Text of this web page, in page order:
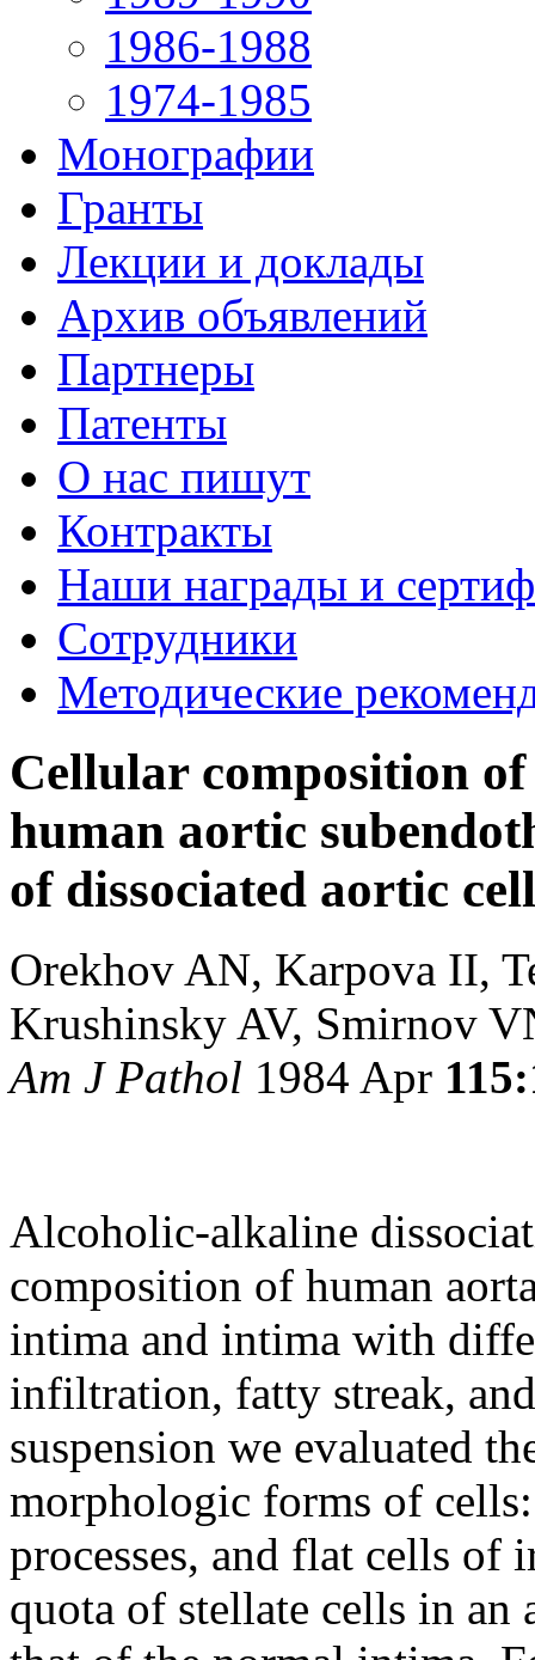
1986-1988
1974-1985
Монографии
Гранты
Лекции и доклады
Архив объявлений
Партнеры
Патенты
О нас пишут
Контракты
Наши награды и
Сотрудники
Методические
Cellular composition
human aortic
of dissociated aortic
Orekhov AN, Karpova II,
Krushinsky AV, Smirnov
Am J Pathol 1984 Apr
Alcoholic-alkaline
composition of human
intima and intima with
infiltration, fatty streak,
suspension we evaluated
morphologic forms of
processes, and flat cells of
quota of stellate cells in an